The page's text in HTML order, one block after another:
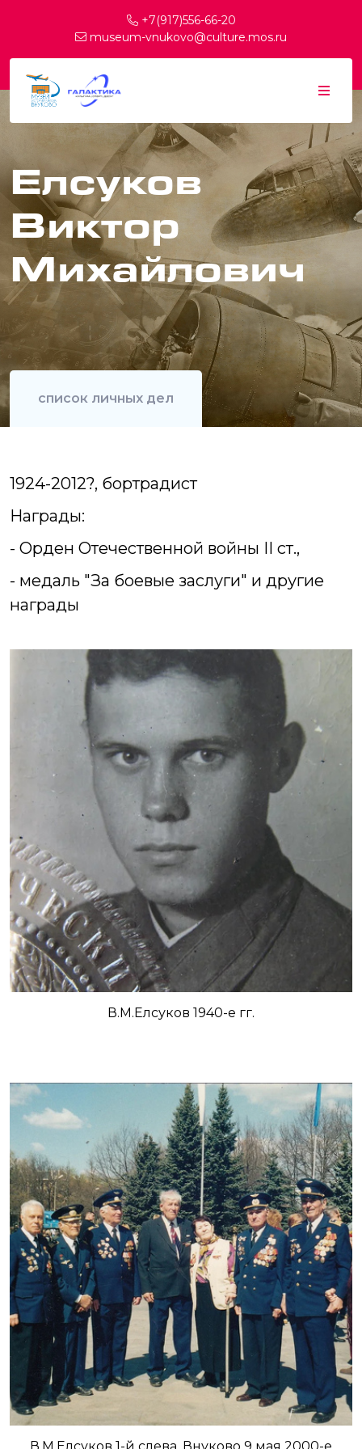
+7(917)556-66-20
museum-vnukovo@culture.mos.ru
Елсуков
Виктор
Михайлович
список личных дел
1924-2012?, бортрадист
Награды:
- Орден Отечественной войны II ст.,
- медаль "За боевые заслуги" и другие
награды
В.М.Елсуков 1940-е гг.